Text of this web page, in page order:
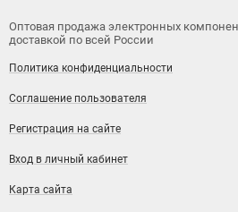
Оптовая продажа электронных
доставкой по всей России
Политика конфиденциальности
Соглашение пользователя
Регистрация на сайте
Вход в личный кабинет
Карта сайта